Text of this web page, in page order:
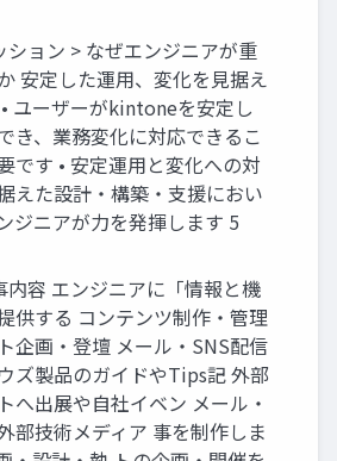
ション > なぜエンジニアが重
安定した運用、変化を見据え
ユーザーがkintoneを安定し
き、業務変化に対応できるこ
です • 安定運用と変化への対
えた設計・構築・支援におい
ジニアが力を発揮します 5
内容 エンジニアに「情報と機
供する コンテンツ制作・管理
企画・登壇 メール・SNS配信
ズ製品のガイドやTips記 外部
へ出展や自社イベン メール・
部技術メディア 事を制作しま